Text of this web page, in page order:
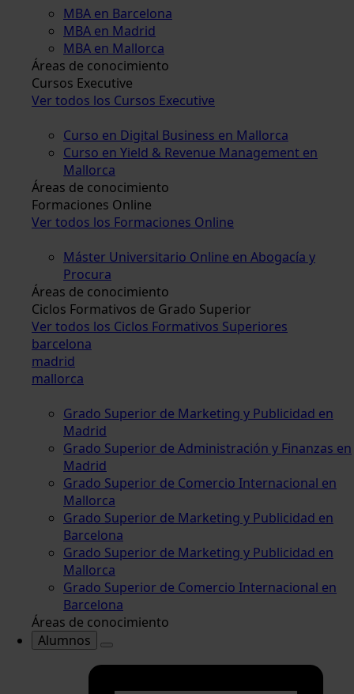
MBA en Barcelona
MBA en Madrid
MBA en Mallorca
Áreas de conocimiento
Cursos Executive
Ver todos los Cursos Executive
Curso en Digital Business en Mallorca
Curso en Yield & Revenue Management en
Mallorca
Áreas de conocimiento
Formaciones Online
Ver todos los Formaciones Online
Máster Universitario Online en Abogacía y
Procura
Áreas de conocimiento
Ciclos Formativos de Grado Superior
Ver todos los Ciclos Formativos Superiores
barcelona
madrid
mallorca
Grado Superior de Marketing y Publicidad en
Madrid
Grado Superior de Administración y Finanzas en
Madrid
Grado Superior de Comercio Internacional en
Mallorca
Grado Superior de Marketing y Publicidad en
Barcelona
Grado Superior de Marketing y Publicidad en
Mallorca
Grado Superior de Comercio Internacional en
Barcelona
Áreas de conocimiento
Alumnos